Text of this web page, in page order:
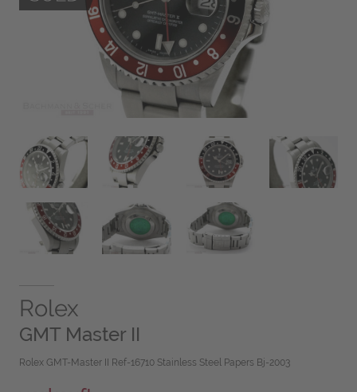
Rolex
GMT Master II
Rolex GMT-Master II Ref-16710 Stainless Steel Papers Bj-2003